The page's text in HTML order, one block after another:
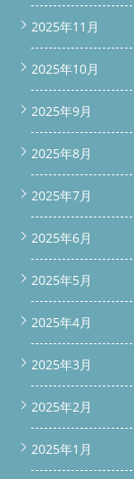
2025年11月
2025年10月
2025年9月
2025年8月
2025年7月
2025年6月
2025年5月
2025年4月
2025年3月
2025年2月
2025年1月